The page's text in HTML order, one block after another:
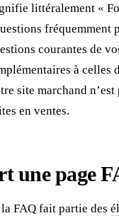
littéralement «
fréquemment
courantes de
à celles
site marchand
en ventes.
une page
FAQ fait partie des